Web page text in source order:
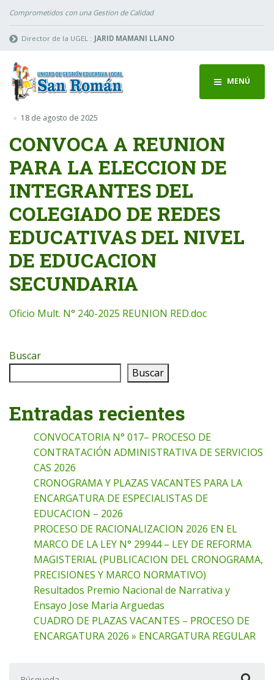
Comprometidos con una Gestion de Calidad
Director de la UGEL : JARID MAMANI LLANO
MENÚ
18 de agosto de 2025
CONVOCA A REUNION
PARA LA ELECCION DE
INTEGRANTES DEL
COLEGIADO DE REDES
EDUCATIVAS DEL NIVEL
DE EDUCACION
SECUNDARIA
Oficio Mult. N° 240-2025 REUNION RED.doc
Buscar
Buscar
Entradas recientes
CONVOCATORIA N° 017– PROCESO DE
CONTRATACIÓN ADMINISTRATIVA DE SERVICIOS
CAS 2026
CRONOGRAMA Y PLAZAS VACANTES PARA LA
ENCARGATURA DE ESPECIALISTAS DE
EDUCACION – 2026
PROCESO DE RACIONALIZACION 2026 EN EL
MARCO DE LA LEY N° 29944 – LEY DE REFORMA
MAGISTERIAL (PUBLICACION DEL CRONOGRAMA,
PRECISIONES Y MARCO NORMATIVO)
Resultados Premio Nacional de Narrativa y
Ensayo Jose Maria Arguedas
CUADRO DE PLAZAS VACANTES – PROCESO DE
ENCARGATURA 2026 » ENCARGATURA REGULAR